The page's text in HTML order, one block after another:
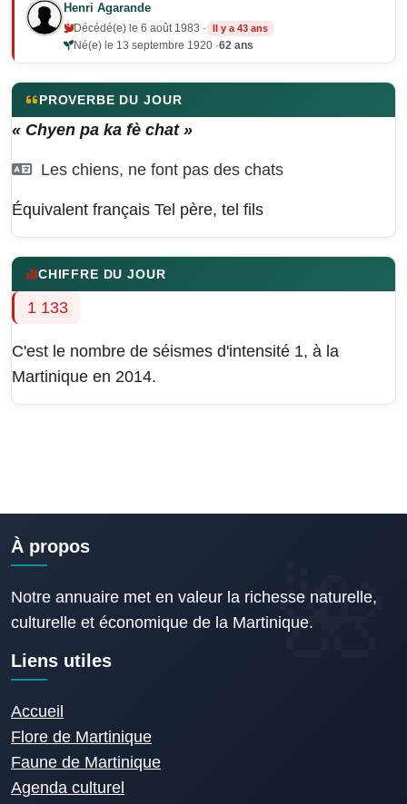
Henri Agarande
Décédé(e) le 6 août 1983 · Il y a 43 ans
Né(e) le 13 septembre 1920 ·62 ans
PROVERBE DU JOUR
« Chyen pa ka fè chat »
Les chiens, ne font pas des chats
Équivalent français Tel père, tel fils
CHIFFRE DU JOUR
1 133
C'est le nombre de séismes d'intensité 1, à la
Martinique en 2014.
À propos
Notre annuaire met en valeur la richesse naturelle,
culturelle et économique de la Martinique.
Liens utiles
Accueil
Flore de Martinique
Faune de Martinique
Agenda culturel